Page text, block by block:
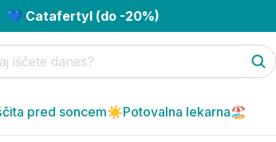
💙 Catafertyl (do -20%)
pred soncem☀️Potovalna lekarna🏖️